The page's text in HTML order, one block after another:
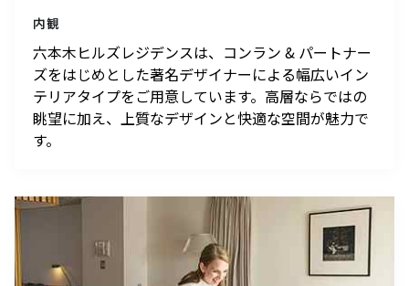
ミニオンズ＆モンスターズ
2026年8月7日（金） 公開
緊急救命室～CAPITAL
CRISIS』
2026年8月21日（金） 公開
2026年7月1日（水）～9月30日（水）
グランド ハイアット 東京
イタリアン “メレ
ンダ” アフタヌー
ンティー セット
2026年6月1日
涼やかなサマーベ
リーヌ（グラスス
イーツ）
2026年6月16日
～宿泊・レストラ
ン・テイクアウト
2026年6月20日
（土）～8月31日
グランド ハイア
【国産牛の豪華無
料試食をアート空
間で優雅に体験】
ブライダルフェア
グランド ハイア
内観
六本木ヒルズレジデンスは、コンラン & パートナー
ズをはじめとした著名デザイナーによる幅広いイン
テリアタイプをご用意しています。高層ならではの
眺望に加え、上質なデザインと快適な空間が魅力で
す。